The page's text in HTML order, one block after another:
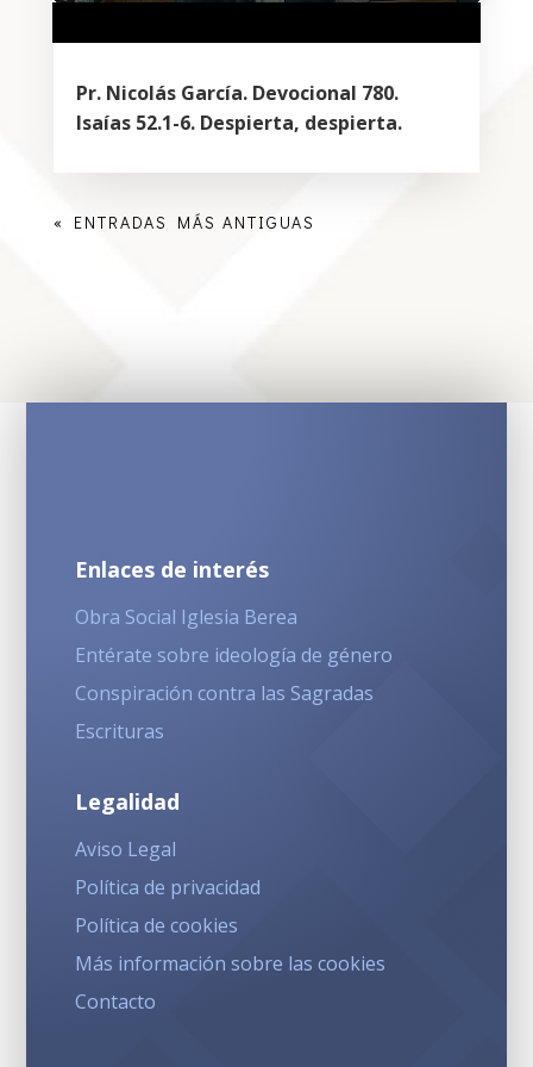
Pr. Nicolás García. Devocional 780.
Isaías 52.1-6. Despierta, despierta.
« ENTRADAS MÁS ANTIGUAS
Enlaces de interés
Obra Social Iglesia Berea
Entérate sobre ideología de género
Conspiración contra las Sagradas
Escrituras
Legalidad
Aviso Legal
Política de privacidad
Política de cookies
Más información sobre las cookies
Contacto